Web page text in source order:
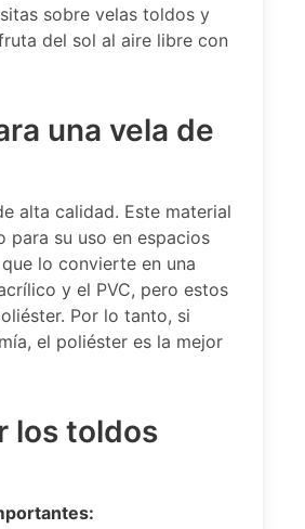
sobre velas toldos y
del sol al aire libre con
una vela de
alta calidad. Este material
para su uso en espacios
lo convierte en una
y el PVC, pero estos
Por lo tanto, si
el poliéster es la mejor
los toldos